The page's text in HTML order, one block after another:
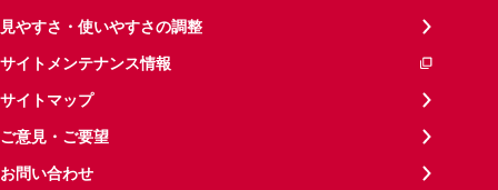
見やすさ・使いやすさの調整
サイトメンテナンス情報
サイトマップ
ご意見・ご要望
お問い合わせ